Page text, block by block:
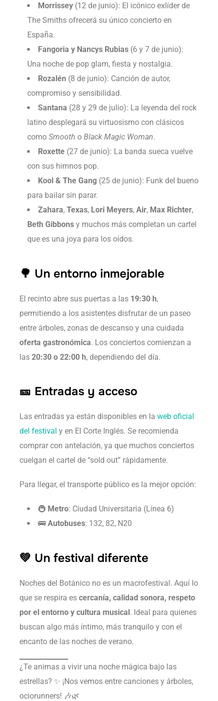
Morrissey (12 de junio): El icónico exlíder de
The Smiths ofrecerá su único concierto en
España.
Fangoria y Nancys Rubias (6 y 7 de junio):
Una noche de pop glam, fiesta y nostalgia.
Rozalén (8 de junio): Canción de autor,
compromiso y sensibilidad.
Santana (28 y 29 de julio): La leyenda del rock
latino desplegará su virtuosismo con clásicos
como Smooth o Black Magic Woman.
Roxette (27 de junio): La banda sueca vuelve
con sus himnos pop.
Kool & The Gang (25 de junio): Funk del bueno
para bailar sin parar.
Zahara, Texas, Lori Meyers, Air, Max Richter,
Beth Gibbons y muchos más completan un cartel
que es una joya para los oídos.
🌳 Un entorno inmejorable
El recinto abre sus puertas a las 19:30 h,
permitiendo a los asistentes disfrutar de un paseo
entre árboles, zonas de descanso y una cuidada
oferta gastronómica. Los conciertos comienzan a
las 20:30 o 22:00 h, dependiendo del día.
🎫 Entradas y acceso
Las entradas ya están disponibles en la web oficial
del festival y en El Corte Inglés. Se recomienda
comprar con antelación, ya que muchos conciertos
cuelgan el cartel de “sold out” rápidamente.
Para llegar, el transporte público es la mejor opción:
🚇 Metro: Ciudad Universitaria (Línea 6)
🚌 Autobuses: 132, 82, N20
💚 Un festival diferente
Noches del Botánico no es un macrofestival. Aquí lo
que se respira es cercanía, calidad sonora, respeto
por el entorno y cultura musical. Ideal para quienes
buscan algo más íntimo, más tranquilo y con el
encanto de las noches de verano.
¿Te animas a vivir una noche mágica bajo las
estrellas? ✨ ¡Nos vemos entre canciones y árboles,
ociorunners! 🎶🌿